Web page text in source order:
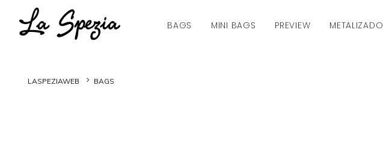
BAGS MINI BAGS PREVIEW METALIZADO
LASPEZIAWEB BAGS